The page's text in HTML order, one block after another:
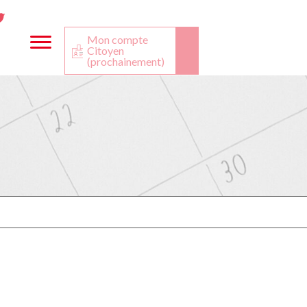
Twitter
Mon compte
Citoyen
(prochainement)